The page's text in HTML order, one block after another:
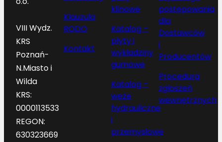
VIII Wydz.
KRS
Poznań-
N.Miasto i
Wilda
KRS:
0000113533
REGON:
630323669
Klauzula
RODO
Kontakt
klinowe
Katalog –
płyty i
wykładziny
gumowe
Katalog –
węże
hydrauliczne
i
przemysłowe
postępowania
dla
Dostawców
i
Producentów
Procedura
zgłoszeń
wewnętrznych